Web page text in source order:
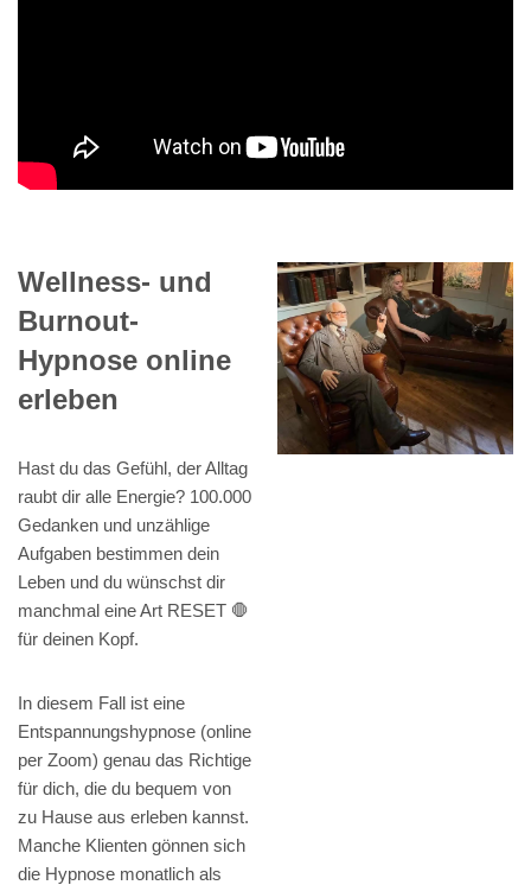
Wellness- und
Burnout-
Hypnose online
erleben
Hast du das Gefühl, der Alltag
raubt dir alle Energie? 100.000
Gedanken und unzählige
Aufgaben bestimmen dein
Leben und du wünschst dir
manchmal eine Art RESET 🛑
für deinen Kopf.
In diesem Fall ist eine
Entspannungshypnose (online
per Zoom) genau das Richtige
für dich, die du bequem von
zu Hause aus erleben kannst.
Manche Klienten gönnen sich
die Hypnose monatlich als